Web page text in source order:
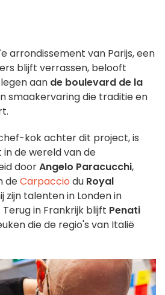
arrondissement van Parijs, een
blijft verrassen, belooft
aan de boulevard de la
smaakervaring die traditie en
kok achter dit project, is
de wereld van de
doorAngelo Paracucchi,
deCarpaccio du Royal
zijn talenten in Londen in
in Frankrijk blijft Penati
die de regio's van Italië